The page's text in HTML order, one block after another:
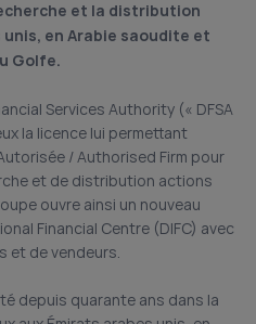
et la distribution
en Arabie saoudite et
Golfe.
Services Authority (« DFSA
la licence lui permettant
/ Authorised Firm pour
et de distribution actions
ouvre ainsi un nouveau
Financial Centre (DIFC) avec
et de vendeurs.
depuis quarante ans dans la